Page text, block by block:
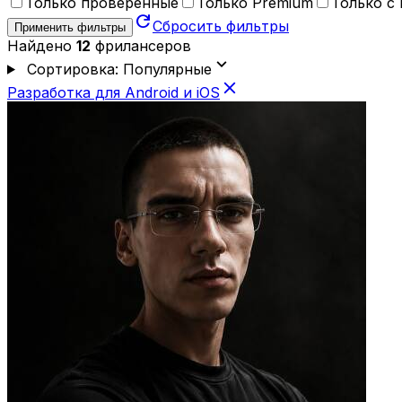
Применить фильтры refreshСбросить фильтры
Найдено 12 фрилансеров
Сортировка: Популярныеexpand_more
Разработка для Android и iOS close